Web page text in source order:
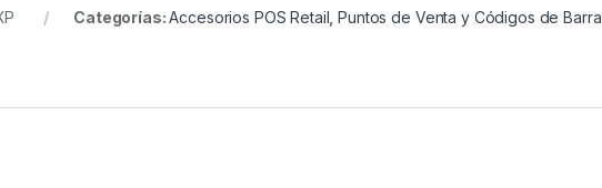
Categorías:Accesorios POS Retail,Puntos de Venta y Códigos de Barra